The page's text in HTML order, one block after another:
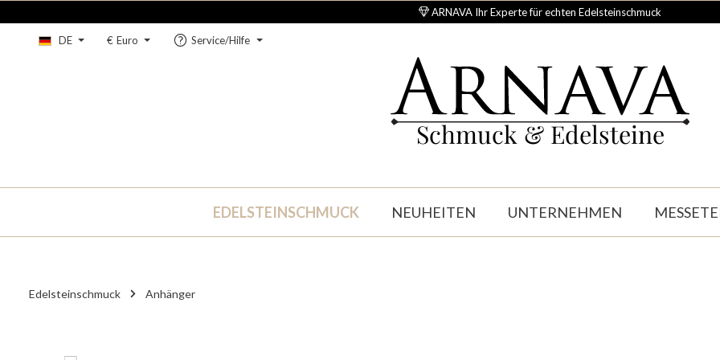
ARNAVA Ihr Experte für echten Edelsteinschmuck
DE € Euro Service/Hilfe
Schmuck & Edelsteine
EDELSTEINSCHMUCK NEUHEITEN UNTERNEHMEN
Edelsteinschmuck Anhänger